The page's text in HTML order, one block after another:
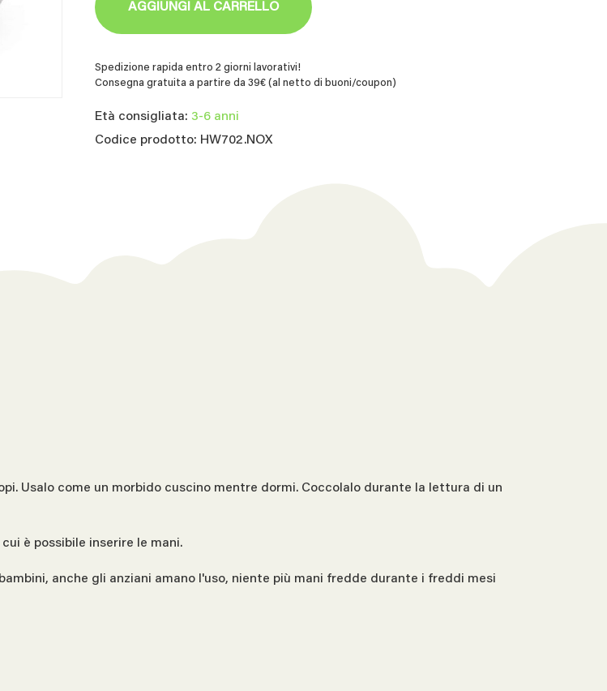
AGGIUNGI AL CARRELLO
Spedizione rapida entro 2 giorni lavorativi!
Consegna gratuita a partire da 39€ (al netto di buoni/coupon)
Età consigliata: 3-6 anni
Codice prodotto: HW702.NOX
Usalo come un morbido cuscino mentre dormi. Coccolalo durante la lettura di un
è possibile inserire le mani.
anche gli anziani amano l'uso, niente più mani fredde durante i freddi mesi